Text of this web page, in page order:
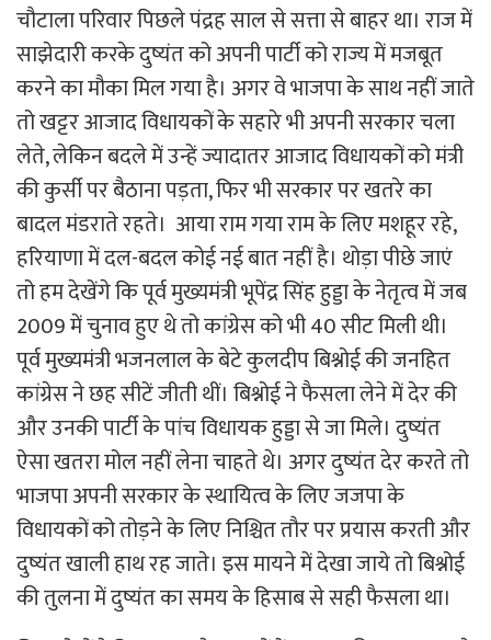
चौटाला परिवार पिछले पंद्रह साल से सत्ता से बाहर था। राज में
साझेदारी करके दुष्यंत को अपनी पार्टी को राज्य में मजबूत
करने का मौका मिल गया है। अगर वे भाजपा के साथ नहीं जाते
तो खट्टर आजाद विधायकों के सहारे भी अपनी सरकार चला
लेते, लेकिन बदले में उन्हें ज्यादातर आजाद विधायकों को मंत्री
की कुर्सी पर बैठाना पड़ता, फिर भी सरकार पर खतरे का
बादल मंडराते रहते। आया राम गया राम के लिए मशहूर रहे,
हरियाणा में दल-बदल कोई नई बात नहीं है। थोड़ा पीछे जाएं
तो हम देखेंगे कि पूर्व मुख्यमंत्री भूपेंद्र सिंह हुड्डा के नेतृत्व में जब
2009 में चुनाव हुए थे तो कांग्रेस को भी 40 सीट मिली थी।
पूर्व मुख्यमंत्री भजनलाल के बेटे कुलदीप बिश्नोई की जनहित
कांग्रेस ने छह सीटें जीती थीं। बिश्नोई ने फैसला लेने में देर की
और उनकी पार्टी के पांच विधायक हुड्डा से जा मिले। दुष्यंत
ऐसा खतरा मोल नहीं लेना चाहते थे। अगर दुष्यंत देर करते तो
भाजपा अपनी सरकार के स्थायित्व के लिए जजपा के
विधायकों को तोड़ने के लिए निश्चित तौर पर प्रयास करती और
दुष्यंत खाली हाथ रह जाते। इस मायने में देखा जाये तो बिश्नोई
की तुलना में दुष्यंत का समय के हिसाब से सही फैसला था।